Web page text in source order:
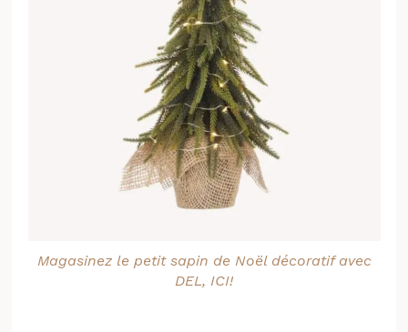
Magasinez le petit sapin de Noël décoratif avec
DEL, ICI!